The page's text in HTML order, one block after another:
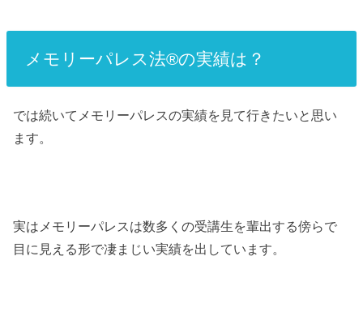
メモリーパレス法®︎の実績は？
では続いてメモリーパレスの実績を見て行きたいと思い
ます。
実はメモリーパレスは数多くの受講生を輩出する傍らで
目に見える形で凄まじい実績を出しています。